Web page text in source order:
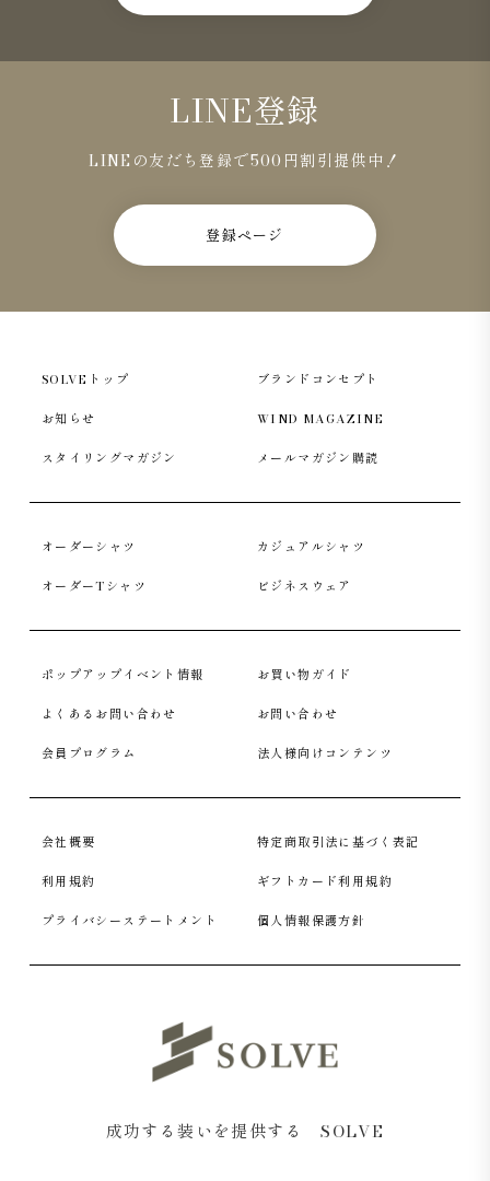
LINE登録
LINEの友だち登録で500円割引提供中！
登録ページ
SOLVEトップ ブランドコンセプト
お知らせ WIND MAGAZINE
スタイリングマガジン メールマガジン購読
オーダーシャツ カジュアルシャツ
オーダーTシャツ ビジネスウェア
ポップアップイベント情報 お買い物ガイド
よくあるお問い合わせ お問い合わせ
会員プログラム 法人様向けコンテンツ
会社概要 特定商取引法に基づく表記
利用規約 ギフトカード利用規約
プライバシーステートメント 個人情報保護方針
成功する装いを提供する SOLVE